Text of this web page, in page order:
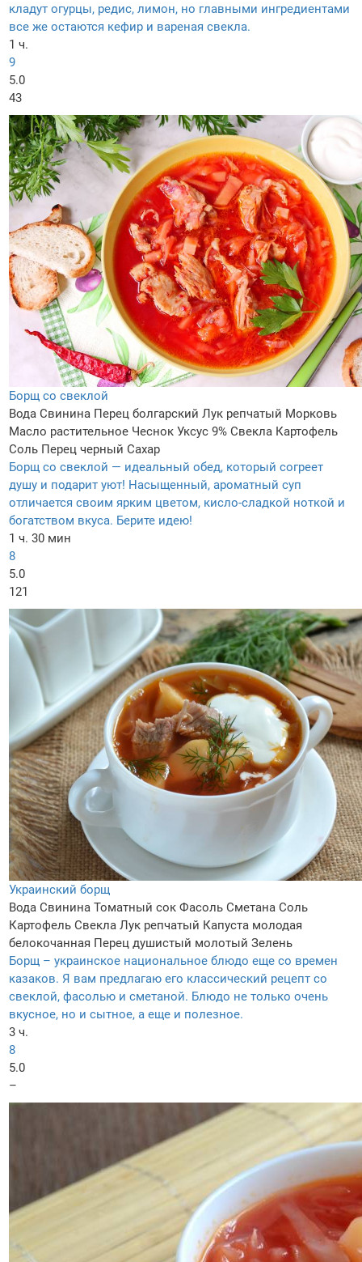
кладут огурцы, редис, лимон, но главными ингредиентами
все же остаются кефир и вареная свекла.
1 ч.
9
5.0
43
Борщ со свеклой
Вода Свинина Перец болгарский Лук репчатый Морковь
Масло растительное Чеснок Уксус 9% Свекла Картофель
Соль Перец черный Сахар
Борщ со свеклой — идеальный обед, который согреет
душу и подарит уют! Насыщенный, ароматный суп
отличается своим ярким цветом, кисло-сладкой ноткой и
богатством вкуса. Берите идею!
1 ч. 30 мин
8
5.0
121
Украинский борщ
Вода Свинина Томатный сок Фасоль Сметана Соль
Картофель Свекла Лук репчатый Капуста молодая
белокочанная Перец душистый молотый Зелень
Борщ – украинское национальное блюдо еще со времен
казаков. Я вам предлагаю его классический рецепт со
свеклой, фасолью и сметаной. Блюдо не только очень
вкусное, но и сытное, а еще и полезное.
3 ч.
8
5.0
–